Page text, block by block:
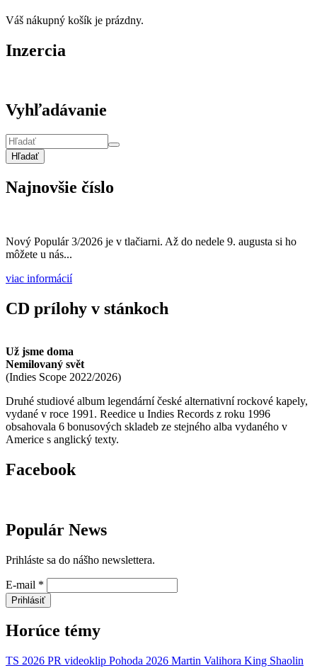
Váš nákupný košík je prázdny.
Inzercia
Vyhľadávanie
Hľadať
Najnovšie číslo
Nový Populár 3/2026 je v tlačiarni. Až do nedele 9. augusta si ho
môžete u nás...
viac informácií
CD prílohy v stánkoch
Už jsme doma
Nemilovaný svět
(Indies Scope 2022/2026)
Druhé studiové album legendární české alternativní rockové kapely,
vydané v roce 1991. Reedice u Indies Records z roku 1996
obsahovala 6 bonusových skladeb ze stejného alba vydaného v
Americe s anglický texty.
Facebook
Populár News
Prihláste sa do nášho newslettera.
E-mail *
Prihlásiť
Horúce témy
TS 2026 PR videoklip Pohoda 2026 Martin Valihora King Shaolin